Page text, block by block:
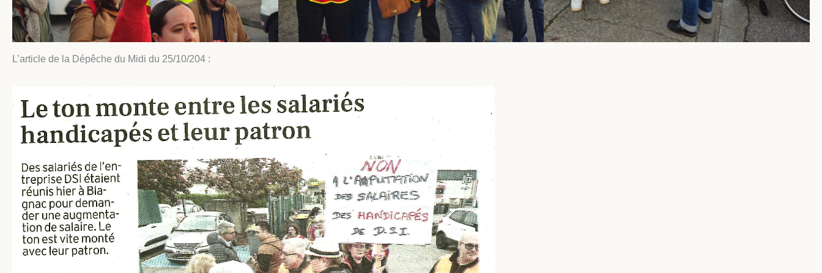
L’article de la Dépêche du Midi du 25/10/204 :